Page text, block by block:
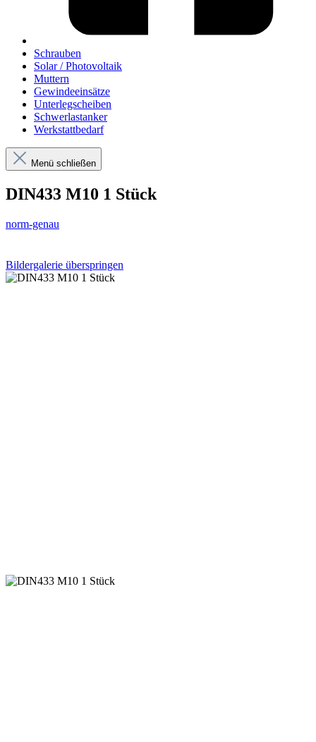
Schrauben
Solar / Photovoltaik
Muttern
Gewindeeinsätze
Unterlegscheiben
Schwerlastanker
Werkstattbedarf
Menü schließen
DIN433 M10 1 Stück
norm-genau
Bildergalerie überspringen